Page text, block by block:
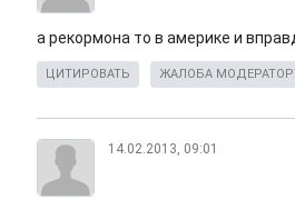
а рекормона то в америке и
ЦИТИРОВАТЬ ЖАЛОБА
14.02.2013, 09:01